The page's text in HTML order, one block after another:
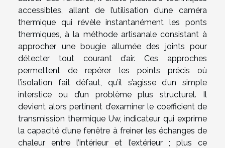
accessibles, allant de l’utilisation d’une caméra
thermique qui révèle instantanément les ponts
thermiques, à la méthode artisanale consistant à
approcher une bougie allumée des joints pour
détecter tout courant d’air. Ces approches
permettent de repérer les points précis où
l’isolation fait défaut, qu’il s’agisse d’un simple
interstice ou d’un problème plus structurel. Il
devient alors pertinent d’examiner le coefficient de
transmission thermique Uw, indicateur qui exprime
la capacité d’une fenêtre à freiner les échanges de
chaleur entre l’intérieur et l’extérieur ; plus ce